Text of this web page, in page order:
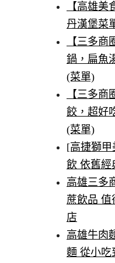
【高雄美
丹漢堡菜
【三多
鍋，扁魚
(菜單)
【三多
餃，超好
(菜單)
[高捷獅甲
飲 依舊經
高雄三多
蔗飲品 值
店
高雄牛肉
麵 從小吃